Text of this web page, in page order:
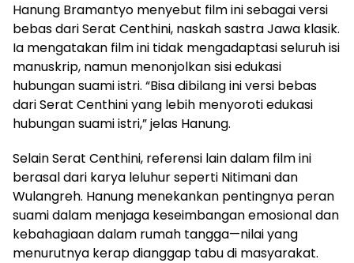
Hanung Bramantyo menyebut film ini sebagai versi
bebas dari Serat Centhini, naskah sastra Jawa klasik.
Ia mengatakan film ini tidak mengadaptasi seluruh isi
manuskrip, namun menonjolkan sisi edukasi
hubungan suami istri. “Bisa dibilang ini versi bebas
dari Serat Centhini yang lebih menyoroti edukasi
hubungan suami istri,” jelas Hanung.
Selain Serat Centhini, referensi lain dalam film ini
berasal dari karya leluhur seperti Nitimani dan
Wulangreh. Hanung menekankan pentingnya peran
suami dalam menjaga keseimbangan emosional dan
kebahagiaan dalam rumah tangga—nilai yang
menurutnya kerap dianggap tabu di masyarakat.